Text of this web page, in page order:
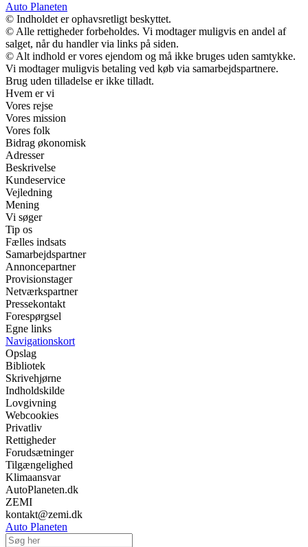
Auto Planeten
© Indholdet er ophavsretligt beskyttet.
© Alle rettigheder forbeholdes. Vi modtager muligvis en andel af
salget, når du handler via links på siden.
© Alt indhold er vores ejendom og må ikke bruges uden samtykke.
Vi modtager muligvis betaling ved køb via samarbejdspartnere.
Brug uden tilladelse er ikke tilladt.
Hvem er vi
Vores rejse
Vores mission
Vores folk
Bidrag økonomisk
Adresser
Beskrivelse
Kundeservice
Vejledning
Mening
Vi søger
Tip os
Fælles indsats
Samarbejdspartner
Annoncepartner
Provisionstager
Netværkspartner
Pressekontakt
Forespørgsel
Egne links
Navigationskort
Opslag
Bibliotek
Skrivehjørne
Indholdskilde
Lovgivning
Webcookies
Privatliv
Rettigheder
Forudsætninger
Tilgængelighed
Klimaansvar
AutoPlaneten.dk
ZEMI
kontakt@zemi.dk
Auto Planeten